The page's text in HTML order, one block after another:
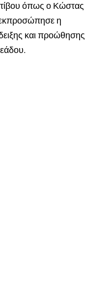
όπως ο Κώστας
η
και προώθησης